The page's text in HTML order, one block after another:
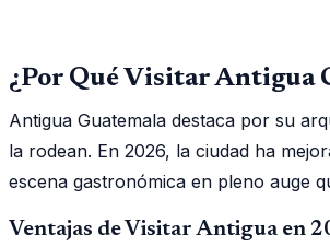
¿Por Qué Visitar Antigua
Antigua Guatemala destaca por su
la rodean. En 2026, la ciudad ha
escena gastronómica en pleno auge
Ventajas de Visitar Antigua en